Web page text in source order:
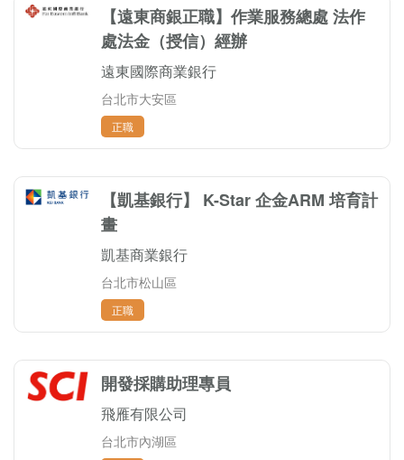
【遠東商銀正職】作業服務總處 法作
處法金（授信）經辦
遠東國際商業銀行
台北市大安區
正職
【凱基銀行】 K-Star 企金ARM 培育計
畫
凱基商業銀行
台北市松山區
正職
開發採購助理專員
飛雁有限公司
台北市內湖區